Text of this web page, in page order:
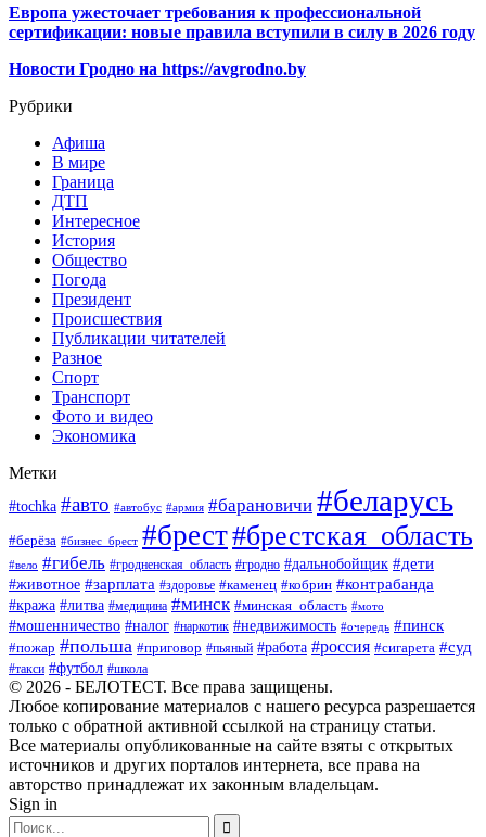
Европа ужесточает требования к профессиональной
сертификации: новые правила вступили в силу в 2026 году
Новости Гродно на https://avgrodno.by
Рубрики
Афиша
В мире
Граница
ДТП
Интересное
История
Общество
Погода
Президент
Происшествия
Публикации читателей
Разное
Спорт
Транспорт
Фото и видео
Экономика
Метки
#tochka #авто #автобус #армия #барановичи #беларусь
#берёза #бизнес_брест #брест#брестская_область
#вело #гибель #гродненская_область #гродно #дальнобойщик #дети
#животное #зарплата #здоровье #каменец #кобрин #контрабанда
#кража #литва #медицина #минск #минская_область #мото
#мошенничество #налог #наркотик #недвижимость #очередь #пинск
#пожар #польша #приговор #пьяный #работа #россия #сигарета #суд
#такси #футбол #школа
© 2026 - БЕЛОТЕСТ. Все права защищены.
Любое копирование материалов с нашего ресурса разрешается
только с обратной активной ссылкой на страницу статьи.
Все материалы опубликованные на сайте взяты с открытых
источников и других порталов интернета, все права на
авторство принадлежат их законным владельцам.
Sign in